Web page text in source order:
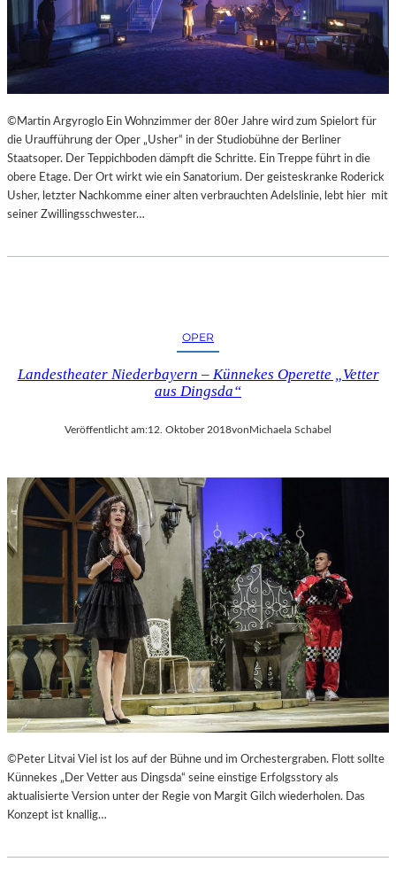
©Martin Argyroglo Ein Wohnzimmer der 80er Jahre wird zum Spielort für
die Uraufführung der Oper „Usher“ in der Studiobühne der Berliner
Staatsoper. Der Teppichboden dämpft die Schritte. Ein Treppe führt in die
obere Etage. Der Ort wirkt wie ein Sanatorium. Der geisteskranke Roderick
Usher, letzter Nachkomme einer alten verbrauchten Adelslinie, lebt hier mit
seiner Zwillingsschwester…
OPER
Landestheater Niederbayern – Künnekes Operette „Vetter
aus Dingsda“
Veröffentlicht am:12. Oktober 2018vonMichaela Schabel
©Peter Litvai Viel ist los auf der Bühne und im Orchestergraben. Flott sollte
Künnekes „Der Vetter aus Dingsda“ seine einstige Erfolgsstory als
aktualisierte Version unter der Regie von Margit Gilch wiederholen. Das
Konzept ist knallig…